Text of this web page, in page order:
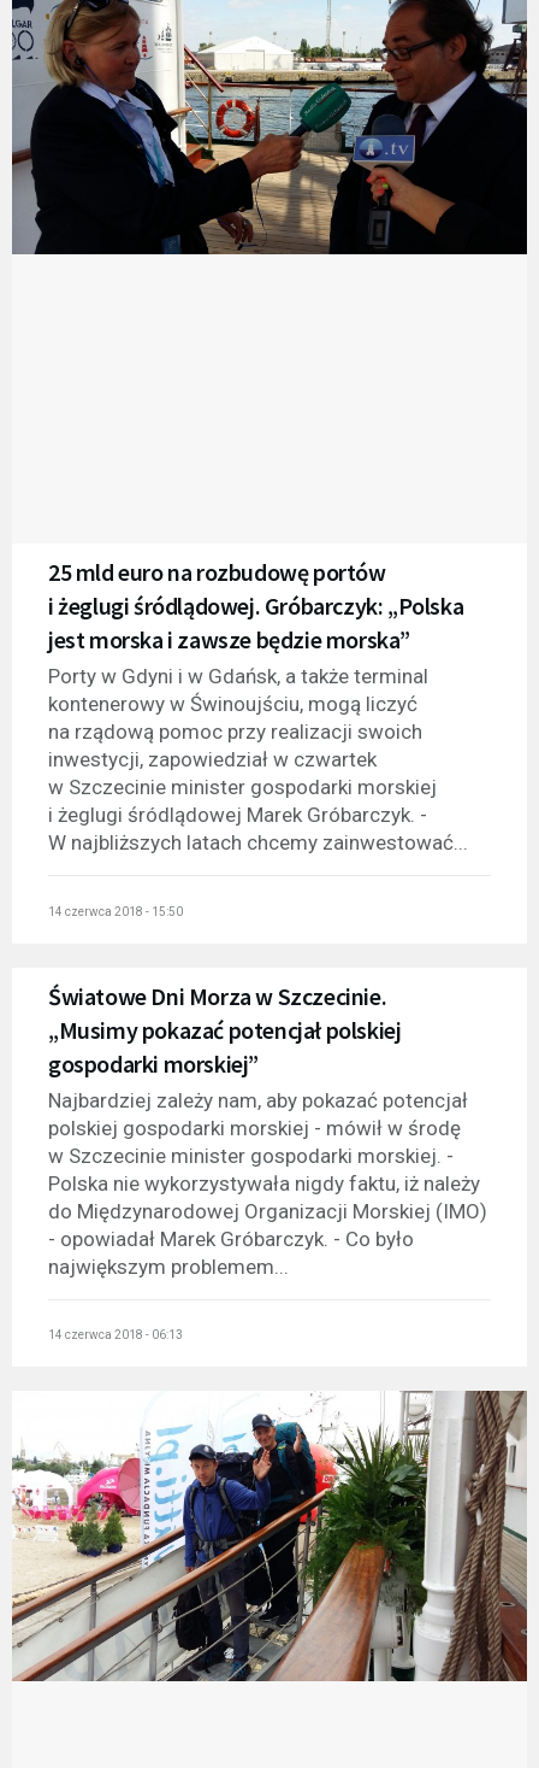
25 mld euro na rozbudowę portów
i żeglugi śródlądowej. Gróbarczyk: „Polska
jest morska i zawsze będzie morska”
Porty w Gdyni i w Gdańsk, a także terminal
kontenerowy w Świnoujściu, mogą liczyć
na rządową pomoc przy realizacji swoich
inwestycji, zapowiedział w czwartek
w Szczecinie minister gospodarki morskiej
i żeglugi śródlądowej Marek Gróbarczyk. -
W najbliższych latach chcemy zainwestować...
14 czerwca 2018 - 15:50
Światowe Dni Morza w Szczecinie.
„Musimy pokazać potencjał polskiej
gospodarki morskiej”
Najbardziej zależy nam, aby pokazać potencjał
polskiej gospodarki morskiej - mówił w środę
w Szczecinie minister gospodarki morskiej. -
Polska nie wykorzystywała nigdy faktu, iż należy
do Międzynarodowej Organizacji Morskiej (IMO)
- opowiadał Marek Gróbarczyk. - Co było
największym problemem...
14 czerwca 2018 - 06:13